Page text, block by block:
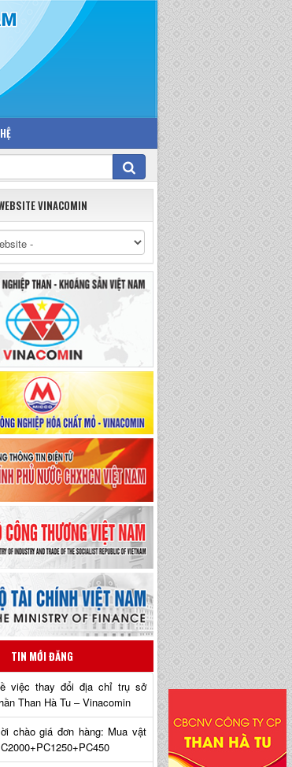
VINACOMIN
TIN MỚI ĐĂNG
việc thay đổi địa chỉ trụ sở
Than Hà Tu – Vinacomin
chào giá đơn hàng: Mua vật